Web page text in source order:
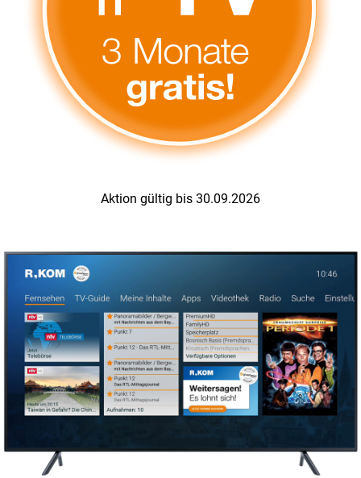
Aktion gültig bis 30.09.2026